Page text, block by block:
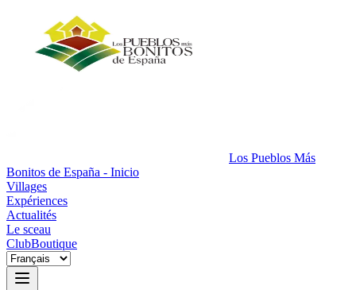
Los Pueblos Más
Bonitos de España - Inicio
Villages
Expériences
Actualités
Le sceau
ClubBoutique